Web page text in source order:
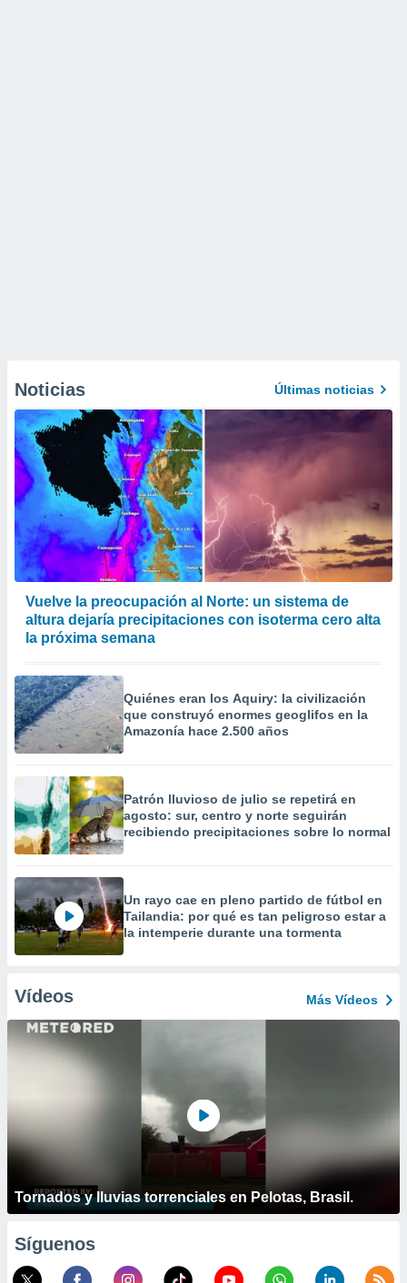
Noticias Últimas noticias
Vuelve la preocupación al Norte: un sistema de
altura dejaría precipitaciones con isoterma cero alta
la próxima semana
Quiénes eran los Aquiry: la civilización
que construyó enormes geoglifos en la
Amazonía hace 2.500 años
Patrón lluvioso de julio se repetirá en
agosto: sur, centro y norte seguirán
recibiendo precipitaciones sobre lo normal
Un rayo cae en pleno partido de fútbol en
Tailandia: por qué es tan peligroso estar a
la intemperie durante una tormenta
Vídeos Más Vídeos
Tornados y lluvias torrenciales en Pelotas, Brasil.
Síguenos